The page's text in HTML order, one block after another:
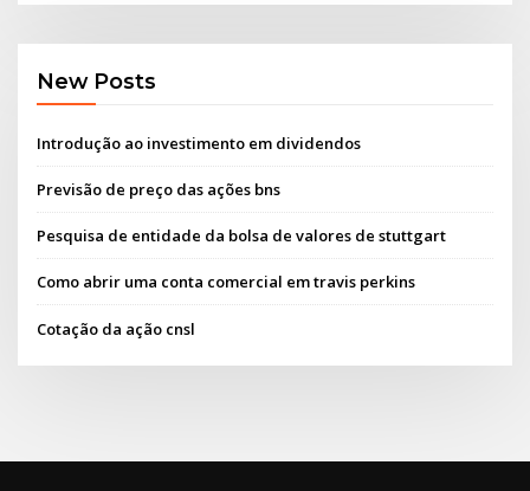
New Posts
Introdução ao investimento em dividendos
Previsão de preço das ações bns
Pesquisa de entidade da bolsa de valores de stuttgart
Como abrir uma conta comercial em travis perkins
Cotação da ação cnsl